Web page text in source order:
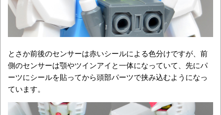
とさか前後のセンサーは赤いシールによる色分けですが、前
側のセンサーは顎やツインアイと一体になっていて、先にパ
ーツにシールを貼ってから頭部パーツで挟み込むようになっ
ています。